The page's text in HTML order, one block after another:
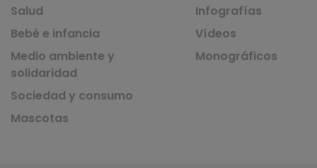
Salud
Bebé e infancia
Medio ambiente y
solidaridad
Sociedad y consumo
Mascotas
Infografías
Vídeos
Monográficos